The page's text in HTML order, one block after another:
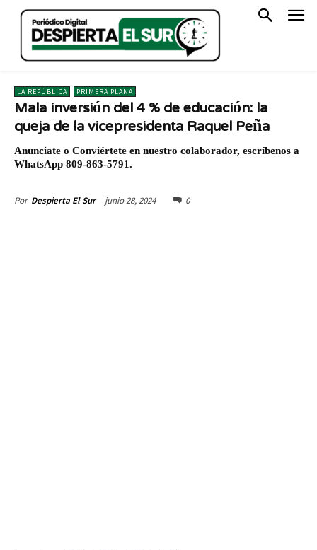
LA REPÚBLICA PRIMERA PLANA
Mala inversión del 4 % de educación: la
queja de la vicepresidenta Raquel Peña
Anunciate o Conviértete en nuestro colaborador, escríbenos a
WhatsApp 809-863-5791.
Por Despierta El Sur junio 28, 2024 0